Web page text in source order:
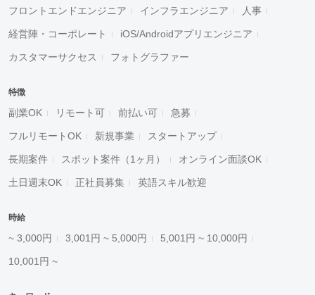
フロントエンドエンジニア インフラエンジニア 人事
経営陣・コーポレート iOS/Androidアプリエンジニア
カスタマーサクセス フォトグラファー
特徴
副業OK リモート可 前払い可 急募
フルリモートOK 新規事業 スタートアップ
長期案件 スポット案件（1ヶ月） オンライン面談OK
土日週末OK 正社員募集 英語スキル歓迎
時給
~ 3,000円 3,001円 ~ 5,000円 5,001円 ~ 10,000円
10,001円 ~